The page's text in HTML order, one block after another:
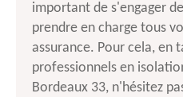
important de s'engager
prendre en charge tous
assurance. Pour cela, en
professionnels en
Bordeaux 33, n'hésitez